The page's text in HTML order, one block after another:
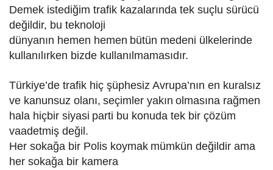
Demek istediğim trafik kazalarında tek suçlu sürücü
değildir, bu teknoloji
dünyanın hemen hemen bütün medeni ülkelerinde
kullanılırken bizde kullanılmamasıdır.
Türkiye’de trafik hiç şüphesiz Avrupa’nın en kuralsız
ve kanunsuz olanı, seçimler yakın olmasına rağmen
hala hiçbir siyasi parti bu konuda tek bir çözüm
vaadetmiş değil.
Her sokağa bir Polis koymak mümkün değildir ama
her sokağa bir kamera